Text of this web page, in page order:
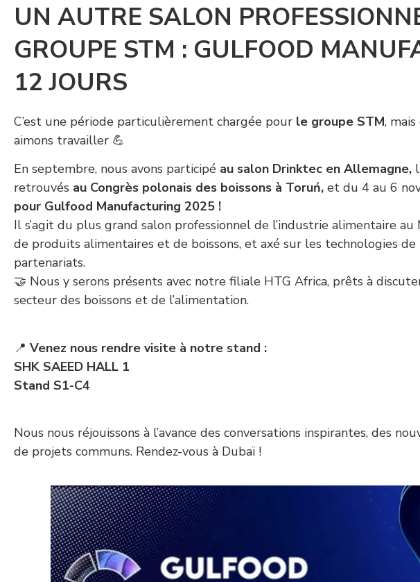
UN AUTRE SALON
GROUPE STM : GULFOOD
12 JOURS
C’est une période particulièrement chargée pour le groupe STM,
aimons travailler 💪
En septembre, nous avons participé au salon Drinktec en Allemagne,
retrouvés au Congrès polonais des boissons à Toruń, et du 4 au 6
pour Gulfood Manufacturing 2025 !
Il s’agit du plus grand salon professionnel de l’industrie alimentaire
de produits alimentaires et de boissons, et axé sur les technologies
partenariats.
🤝 Nous y serons présents avec notre filiale HTG Africa, prêts à
secteur des boissons et de l’alimentation.
📍 Venez nous rendre visite à notre stand :
SHK SAEED HALL 1
Stand S1-C4
Nous nous réjouissons à l’avance des conversations inspirantes, des
de projets communs. Rendez-vous à Dubaï !